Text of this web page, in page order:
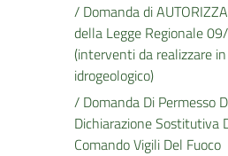
/ Domanda di
della Legge Regionale
(interventi da realizzare
idrogeologico)
/ Domanda Di Permesso
Dichiarazione Sostitutiva
Comando Vigili Del Fuoco